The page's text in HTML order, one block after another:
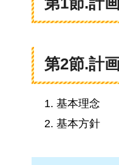
第2節.計
基本理念
基本方針